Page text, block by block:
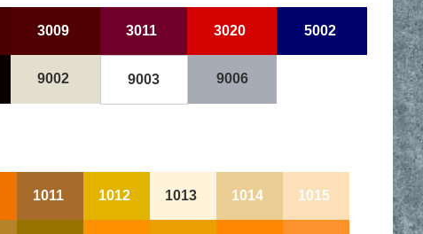
3009 3011 3020 5002
9002 9003 9006
1011 1012 1013 1014 1015